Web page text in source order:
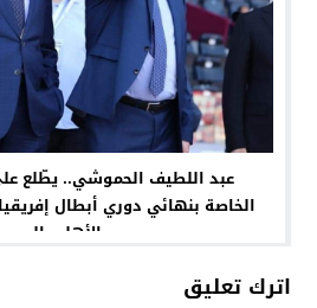
عبد اللطيف الحموشي.. يطّلع على
الخاصة بنهائي دوري أبطال
والأهلي المصري
اترك تعليق